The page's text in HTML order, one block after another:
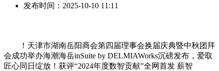
发布时间： 2025-10-10 11:11
！天津市湖南岳阳商会第四届理事会换届庆典暨中秋团拜
会成功举办海潮海岳inSuite by DELMIAWorks沉磅发布，爱取
匠心同日绽放！获评“2024年度数智贡献”全网首发 薪智